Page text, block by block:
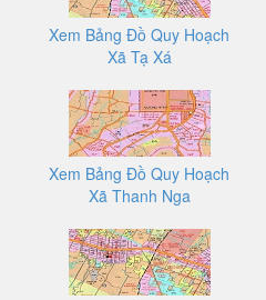
Xem Bảng Đồ Quy Hoạch
Xã Tạ Xá
Xem Bảng Đồ Quy Hoạch
Xã Thanh Nga